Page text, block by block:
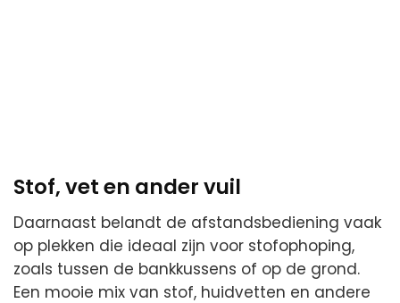
Stof, vet en ander vuil
Daarnaast belandt de afstandsbediening vaak
op plekken die ideaal zijn voor stofophoping,
zoals tussen de bankkussens of op de grond.
Een mooie mix van stof, huidvetten en andere